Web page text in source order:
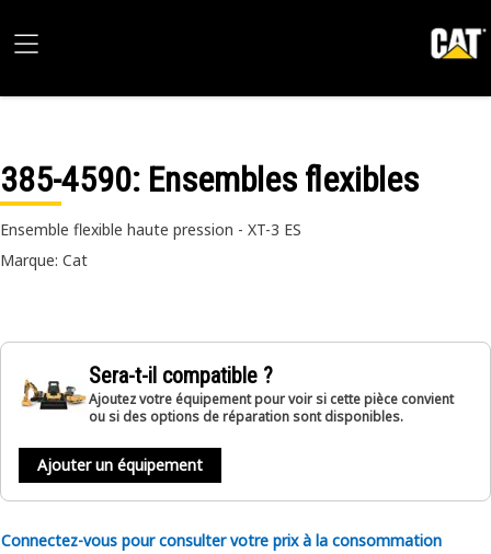
385-4590: Ensembles flexibles
Ensemble flexible haute pression - XT-3 ES
Marque: Cat
Sera-t-il compatible ?
Ajoutez votre équipement pour voir si cette pièce convient
ou si des options de réparation sont disponibles.
Ajouter un équipement
Connectez-vous pour consulter votre prix à la consommation